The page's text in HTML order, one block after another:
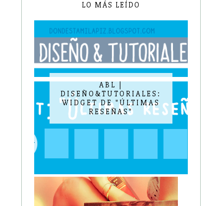
LO MÁS LEÍDO
ABL |
DISEÑO&TUTORIALES:
WIDGET DE "ÚLTIMAS
RESEÑAS"